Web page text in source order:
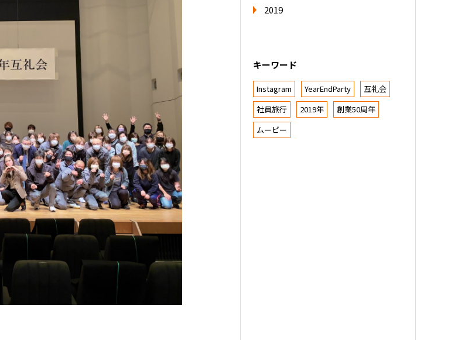
2019
キーワード
Instagram YearEndParty
互礼会
社員旅行
2019年
創業50周年
ムービー